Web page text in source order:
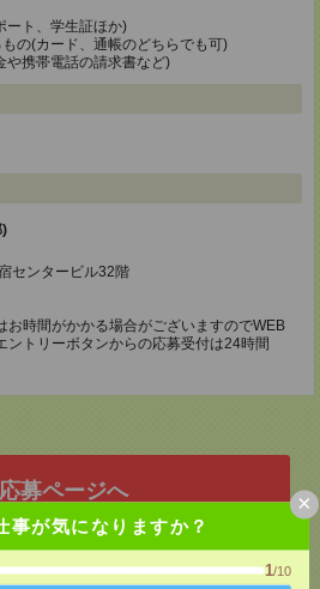
事が気になりますか？
1/10
×
ート、学生証ほか)
の(カード、通帳のどちらでも可)
や携帯電話の請求書など)
)
センタービル32階
お時間がかかる場合がございますのでWEB
ントリーボタンからの応募受付は24時間
応募ページへ
気になる！